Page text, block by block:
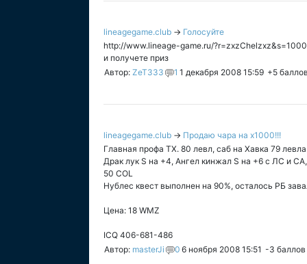
lineagegame.club → Голосуйте
http://www.lineage-game.ru/?r=zxzChelzxz&s=1000
и получете приз
Автор: ZeT333 1 1 декабря 2008 15:59 +5
lineagegame.club → Продаю чара на х1000!!!
Главная профа ТХ. 80 левл, саб на Хавка 79
Драк лук S на +4, Ангел кинжал S на +6 с ЛС и
50 COL
Нублес квест выполнен на 90%, осталось РБ
Цена: 18 WMZ
ICQ 406-681-486
Автор: masterJi 0 6 ноября 2008 15:51 -3 баллов